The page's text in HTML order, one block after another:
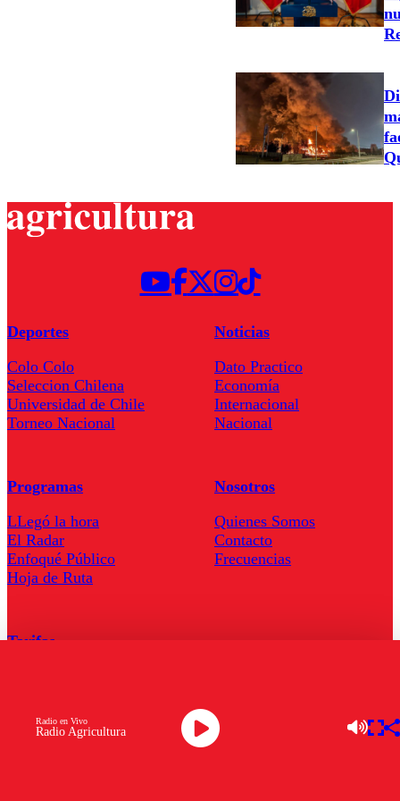
Radio Agricultura
Radio en Vivo
Deportes
Colo Colo
Seleccion Chilena
Universidad de Chile
Torneo Nacional
Noticias
Dato Practico
Economía
Internacional
Nacional
Programas
LLegó la hora
El Radar
Enfoqué Público
Hoja de Ruta
Nosotros
Quienes Somos
Contacto
Frecuencias
Tarifas